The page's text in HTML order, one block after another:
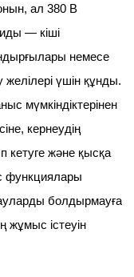
ал 380 В
— кіші
немесе
желілері үшін құнды.
мүмкіндіктерінен
кернеудің
кетуге және қысқа
функциялары
болдырмауға
жұмыс істеуін